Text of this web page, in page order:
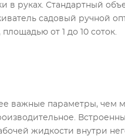
в руках. Стандартный
садовый ручной
от 1 до 10 соток.
важные параметры, чем
жидкости внутри